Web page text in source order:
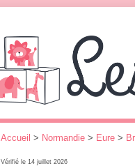
Accueil > Normandie > Eure >
Vérifié le 14 juillet 2026